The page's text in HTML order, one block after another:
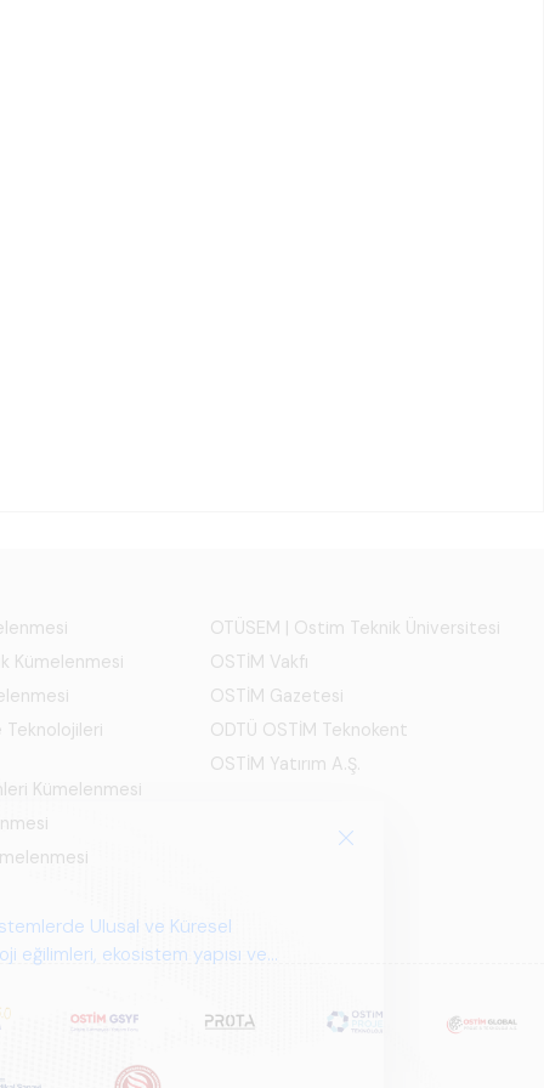
Ulusal ve Küresel
ekosistem yapısı ve
Kümelenmesi
Teknolojileri
Kümelenmesi
OTÜSEM | Ostim Teknik Üniversitesi
OSTİM Vakfı
OSTİM Gazetesi
ODTÜ OSTİM Teknokent
OSTİM Yatırım A.Ş.